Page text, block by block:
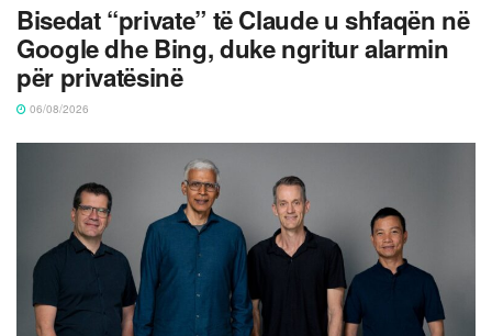
Bisedat “private” të Claude u shfaqën në
Google dhe Bing, duke ngritur alarmin
për privatësinë
06/08/2026